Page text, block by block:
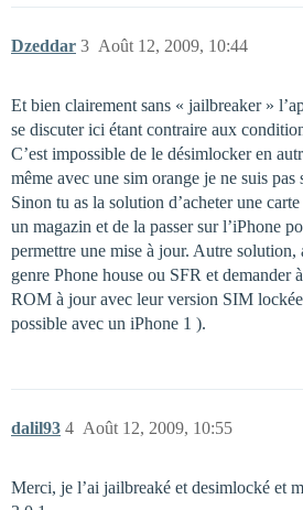
Dzeddar Août 12, 2009, 10:44
3
Et bien clairement sans « jailbreaker »
se discuter ici étant contraire aux
C’est impossible de le désimlocker en
même avec une sim orange je ne suis
Sinon tu as la solution d’acheter une
un magazin et de la passer sur l’iPhone
permettre une mise à jour. Autre solution,
genre Phone house ou SFR et demander
ROM à jour avec leur version SIM
possible avec un iPhone 1 ).
dalil93 Août 12, 2009, 10:55
4
Merci, je l’ai jailbreaké et desimlocké et